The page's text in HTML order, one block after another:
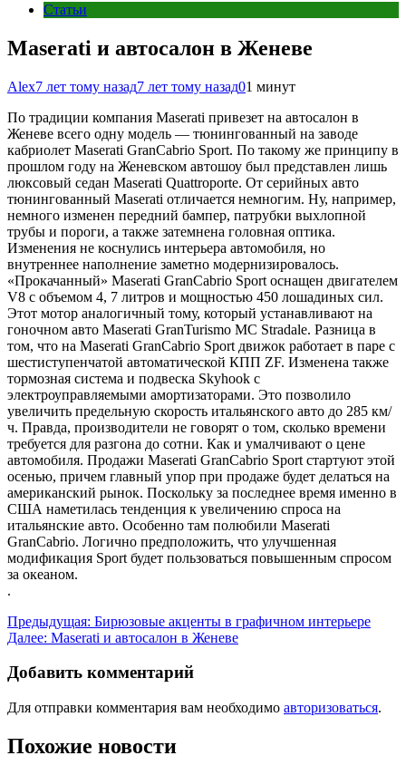
Статьи
Maserati и автосалон в Женеве
Alex7 лет тому назад7 лет тому назад01 минут
По традиции компания Maserati привезет на автосалон в
Женеве всего одну модель — тюнингованный на заводе
кабриолет Maserati GranCabrio Sport. По такому же принципу в
прошлом году на Женевском автошоу был представлен лишь
люксовый седан Maserati Quattroporte. От серийных авто
тюнингованный Maserati отличается немногим. Ну, например,
немного изменен передний бампер, патрубки выхлопной
трубы и пороги, а также затемнена головная оптика.
Изменения не коснулись интерьера автомобиля, но
внутреннее наполнение заметно модернизировалось.
«Прокачанный» Maserati GranCabrio Sport оснащен двигателем
V8 с объемом 4, 7 литров и мощностью 450 лошадиных сил.
Этот мотор аналогичный тому, который устанавливают на
гоночном авто Maserati GranTurismo MC Stradale. Разница в
том, что на Maserati GranCabrio Sport движок работает в паре с
шестиступенчатой автоматической КПП ZF. Изменена также
тормозная система и подвеска Skyhook с
электроуправляемыми амортизаторами. Это позволило
увеличить предельную скорость итальянского авто до 285 км/
ч. Правда, производители не говорят о том, сколько времени
требуется для разгона до сотни. Как и умалчивают о цене
автомобиля. Продажи Maserati GranCabrio Sport стартуют этой
осенью, причем главный упор при продаже будет делаться на
американский рынок. Поскольку за последнее время именно в
США наметилась тенденция к увеличению спроса на
итальянские авто. Особенно там полюбили Maserati
GranCabrio. Логично предположить, что улучшенная
модификация Sport будет пользоваться повышенным спросом
за океаном.
.
Навигация
по
записям
Предыдущая: Бирюзовые акценты в графичном интерьере
Далее: Maserati и автосалон в Женеве
Добавить комментарий
Для отправки комментария вам необходимо авторизоваться.
Похожие новости